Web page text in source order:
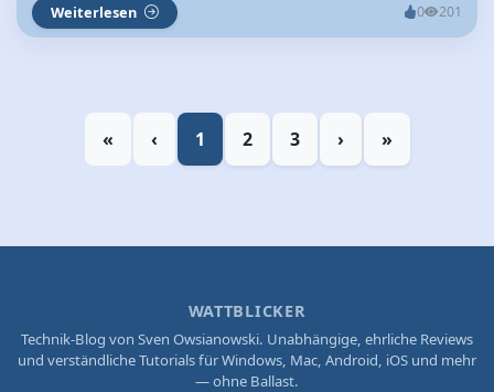
Weiterlesen 0 201
« ‹ 1 2 3 › »
WATTBLICKER
Technik-Blog von Sven Owsianowski. Unabhängige, ehrliche Reviews
und verständliche Tutorials für Windows, Mac, Android, iOS und mehr
— ohne Ballast.